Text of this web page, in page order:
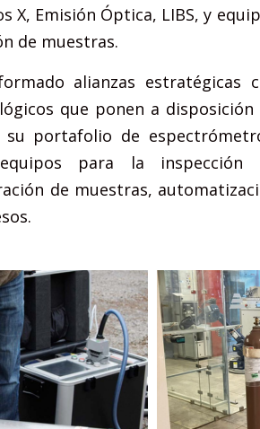
X, Emisión Óptica, LIBS, y
de muestras.
alianzas estratégicas
que ponen a disposición
su portafolio de
para la inspección
de muestras,